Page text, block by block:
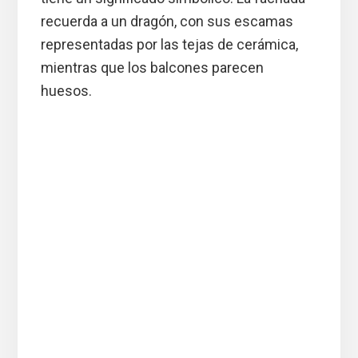
recuerda a un dragón, con sus escamas
representadas por las tejas de cerámica,
mientras que los balcones parecen
huesos.